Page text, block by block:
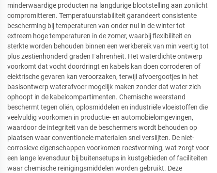
minderwaardige producten na langdurige blootstelling aan zonlicht
compromitteren. Temperatuurstabiliteit garandeert consistente
bescherming bij temperaturen van onder nul in de winter tot
extreem hoge temperaturen in de zomer, waarbij flexibiliteit en
sterkte worden behouden binnen een werkbereik van min veertig tot
plus zestienhonderd graden Fahrenheit. Het waterdichte ontwerp
voorkomt dat vocht doordringt en kabels kan doen corroderen of
elektrische gevaren kan veroorzaken, terwijl afvoergootjes in het
basisontwerp waterafvoer mogelijk maken zonder dat water zich
ophoopt in de kabelcompartimenten. Chemische weerstand
beschermt tegen oliën, oplosmiddelen en industriële vloeistoffen die
veelvuldig voorkomen in productie- en automobielomgevingen,
waardoor de integriteit van de beschermers wordt behouden op
plaatsen waar conventionele materialen snel verslijten. De niet-
corrosieve eigenschappen voorkomen roestvorming, wat zorgt voor
een lange levensduur bij buitensetups in kustgebieden of faciliteiten
waar chemische reinigingsmiddelen worden gebruikt. Deze